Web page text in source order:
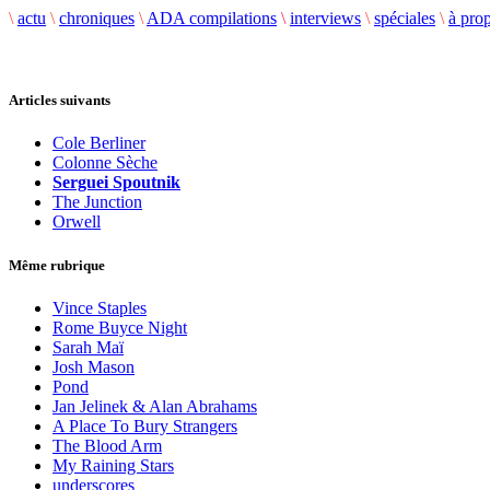
\ actu \ chroniques \ ADA compilations \ interviews \ spéciales \ à
Articles suivants
Cole Berliner
Colonne Sèche
Serguei Spoutnik
The Junction
Orwell
Même rubrique
Vince Staples
Rome Buyce Night
Sarah Maï
Josh Mason
Pond
Jan Jelinek & Alan Abrahams
A Place To Bury Strangers
The Blood Arm
My Raining Stars
underscores